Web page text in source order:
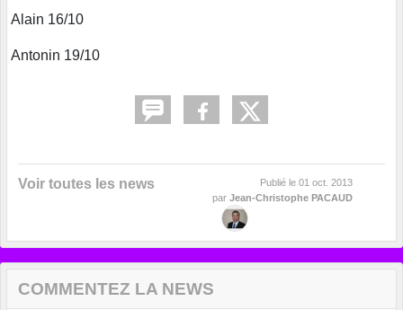
Alain 16/10
Antonin 19/10
Voir toutes les news Publié le 01 oct. 2013
par Jean-Christophe PACAUD
COMMENTEZ LA NEWS